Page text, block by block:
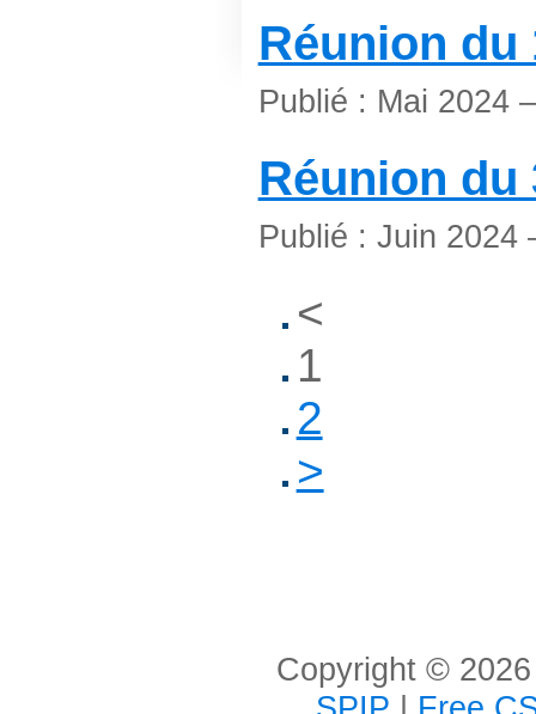
Réunion du
Publié : Mai 2024
Réunion du
Publié : Juin
<
1
2
>
Copyright ©